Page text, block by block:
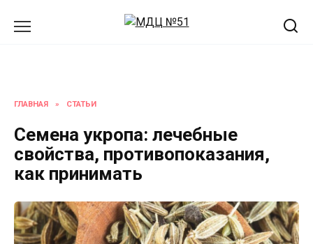
ГЛАВНАЯ » СТАТЬИ
Семена укропа: лечебные
свойства, противопоказания,
как принимать